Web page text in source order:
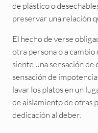
de plástico o
preservar una relación
El hecho de verse
otra persona o a
siente una sensación de
sensación de
lavar los platos en un
de aislamiento de otras
dedicación al deber.